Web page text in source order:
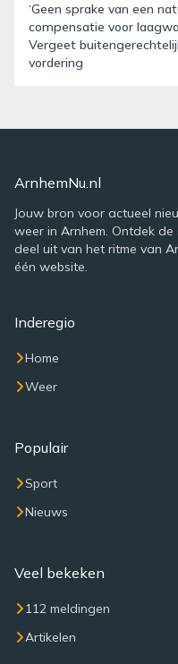
‘Geen sprake van een
compensatie voor
Vergeet
vordering
ArnhemNu.nl
Jouw bron voor actueel
weer in Arnhem. Ontdek
deel uit van het ritme van
één website.
Inderegio
Home
Weer
Populair
Sport
Nieuws
Veel bekeken
112 meldingen
Artikelen